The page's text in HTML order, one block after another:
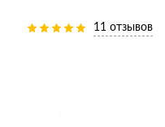
11 отзывов